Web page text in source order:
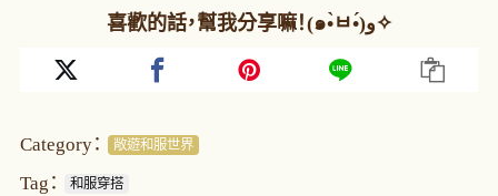
喜歡的話，幫我分享嘛！(๑•̀ㅂ•́)و✧
Category： 敞遊和服世界
Tag： 和服穿搭